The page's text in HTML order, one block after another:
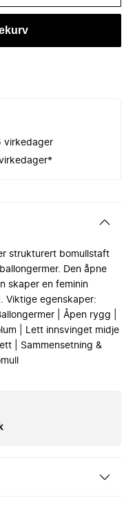
virkedager
strukturert bomullstaft
Den åpne
skaper en feminin
Viktige egenskaper:
| Åpen rygg |
| Lett innsvinget midje
| Sammensetning &